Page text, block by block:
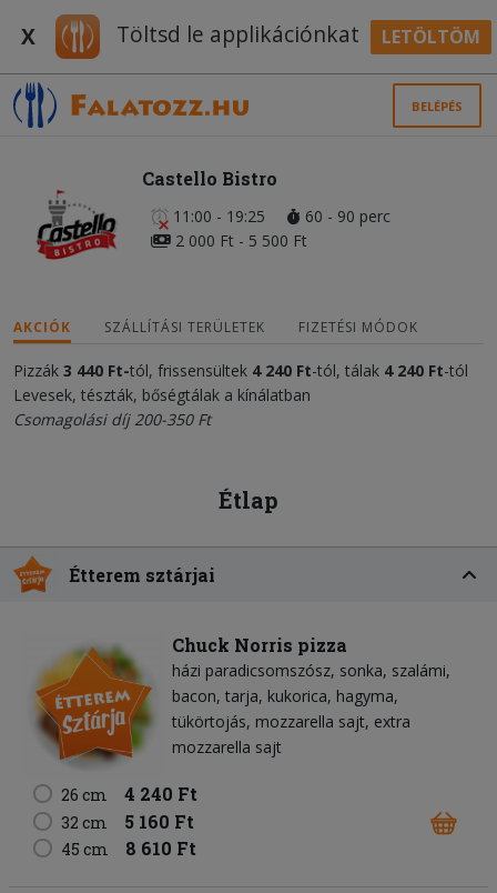
X Töltsd le applikációnkat LETÖLTÖM
BELÉPÉS
Castello Bistro
11:00 - 19:25
60 - 90 perc
2 000 Ft - 5 500 Ft
AKCIÓK SZÁLLÍTÁSI TERÜLETEK FIZETÉSI MÓDOK
Pizzák 3 440 Ft-tól, frissensültek 4 240 Ft-tól, tálak 4 240 Ft-tól
Levesek, tészták, bőségtálak a kínálatban
Csomagolási díj 200-350 Ft
Étlap
Étterem sztárjai
Chuck Norris pizza
házi paradicsomszósz sonka szalámi
bacon tarja kukorica hagyma
tükörtojás mozzarella sajt extra
mozzarella sajt
26 cm 4 240 Ft
32 cm 5 160 Ft
45 cm 8 610 Ft